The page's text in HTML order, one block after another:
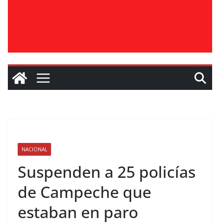
NACIONAL
Suspenden a 25 policías
de Campeche que
estaban en paro